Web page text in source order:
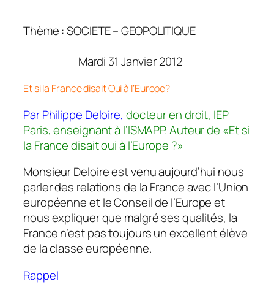
Thème : SOCIETE – GEOPOLITIQUE
Mardi 31 Janvier 2012
Et si la France disait Oui à l’Europe?
Par Philippe Deloire, docteur en droit, IEP
Paris, enseignant à l’ISMAPP. Auteur de «Et si
la France disait oui à l’Europe ?»
Monsieur Deloire est venu aujourd’hui nous
parler des relations de la France avec l’Union
européenne et le Conseil de l’Europe et
nous expliquer que malgré ses qualités, la
France n’est pas toujours un excellent élève
de la classe européenne.
Rappel